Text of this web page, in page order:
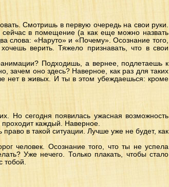
Смотришь в первую очередь на свои руки.
в помещение (а как еще можно назвать
слова: «Наруто» и «Почему». Осознание того,
верить. Тяжело признавать, что в свои
Подходишь, а вернее, подлетаешь к
зачем оно здесь? Наверное, как раз для таких
нет в живых. И ты в этом убеждаешься: кроме
Но сегодня появилась ужасная возможность
проходит каждый. Наверное.
в такой ситуации. Лучше уже не будет, как
человек. Осознание того, что ты не успела
Уже нечего. Только плакать, чтобы стало
тобой.